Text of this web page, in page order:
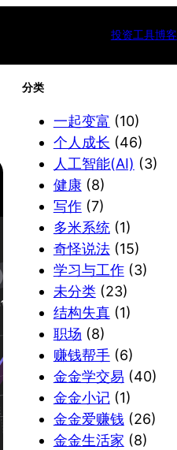
投资工具博客
分类
一起变富 (10)
个人成长 (46)
人工智能(AI) (3)
健康(8)
写作(7)
多米系统(1)
奇怪说法(15)
学习与工作(3)
未分类(23)
结构失真(1)
职场 (8)
赚钱帮手(6)
金金学交易 (40)
金金小记(1)
金金爱赚钱 (26)
金金生活家 (8)